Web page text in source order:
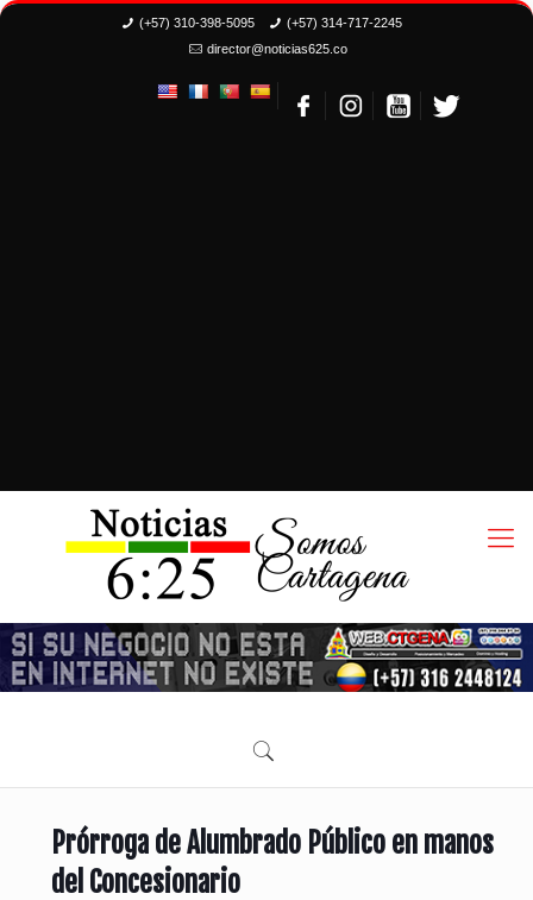
(+57) 310-398-5095
(+57) 314-717-2245
director@noticias625.co
Prórroga de Alumbrado Público en manos
del Concesionario